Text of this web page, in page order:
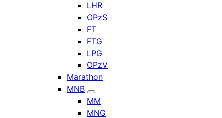
LHR
OPzS
FT
FTG
LPG
OPzV
Marathon
MNB
MM
MNG